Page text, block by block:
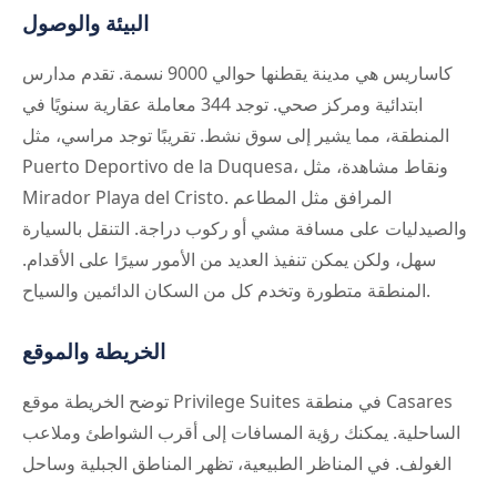
البيئة والوصول
كاساريس هي مدينة يقطنها حوالي 9000 نسمة. تقدم مدارس
ابتدائية ومركز صحي. توجد 344 معاملة عقارية سنويًا في
المنطقة، مما يشير إلى سوق نشط. تقريبًا توجد مراسي، مثل
Puerto Deportivo de la Duquesa، ونقاط مشاهدة، مثل
Mirador Playa del Cristo. المرافق مثل المطاعم
والصيدليات على مسافة مشي أو ركوب دراجة. التنقل بالسيارة
سهل، ولكن يمكن تنفيذ العديد من الأمور سيرًا على الأقدام.
المنطقة متطورة وتخدم كل من السكان الدائمين والسياح.
الخريطة والموقع
توضح الخريطة موقع Privilege Suites في منطقة Casares
الساحلية. يمكنك رؤية المسافات إلى أقرب الشواطئ وملاعب
الغولف. في المناظر الطبيعية، تظهر المناطق الجبلية وساحل